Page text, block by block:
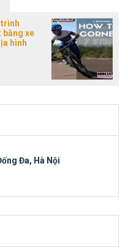
trình
bằng xe
hình
Đa, Hà Nội